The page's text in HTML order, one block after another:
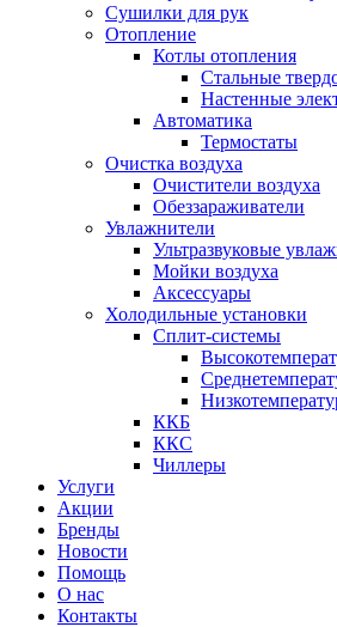
Сушилки для рук
Отопление
Котлы отопления
Стальные
Настенные
Автоматика
Термостаты
Очистка воздуха
Очистители воздуха
Обеззараживатели
Увлажнители
Ультразвуковые
Мойки воздуха
Аксессуары
Холодильные установки
Сплит-системы
ККБ
ККС
Чиллеры
Услуги
Акции
Бренды
Новости
Помощь
О нас
Контакты